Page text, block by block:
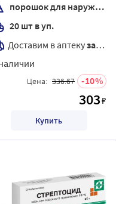
порошок для наружного применения
20 шт в уп.
Доставим в аптекузавтра
Цена: 336.67 10
303₽
Купить